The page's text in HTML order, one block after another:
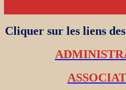
Cliquer sur les liens